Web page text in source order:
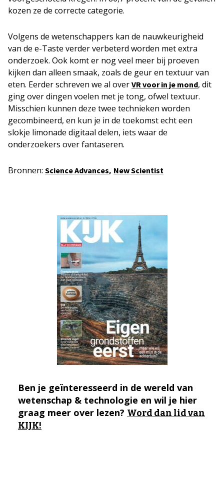
kozen ze de correcte categorie.
Volgens de wetenschappers kan de nauwkeurigheid
van de e-Taste verder verbeterd worden met extra
onderzoek. Ook komt er nog veel meer bij proeven
kijken dan alleen smaak, zoals de geur en textuur van
eten. Eerder schreven we al over VR voor in je mond, dit
ging over dingen voelen met je tong, ofwel textuur.
Misschien kunnen deze twee technieken worden
gecombineerd, en kun je in de toekomst echt een
slokje limonade digitaal delen, iets waar de
onderzoekers over fantaseren.
Bronnen: Science Advances, New Scientist
Ben je geïnteresseerd in de wereld van
wetenschap & technologie en wil je hier
graag meer over lezen? Word dan lid van
KIJK!